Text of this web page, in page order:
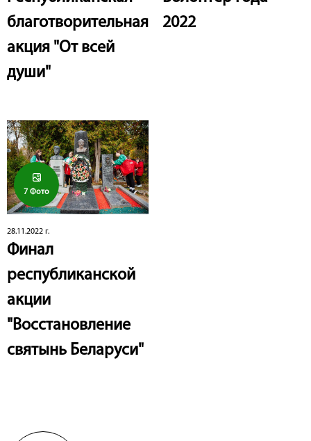
благотворительная
акция "От всей
души"
2022
7 Фото
28.11.2022 г.
Финал
республиканской
акции
"Восстановление
святынь Беларуси"